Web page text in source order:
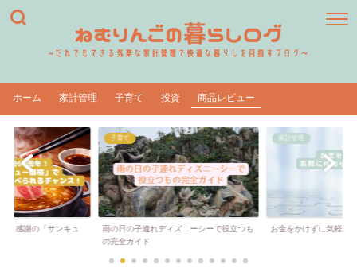
ホーム 家計管理 子育て 投資 商品レビュー
！感謝の「サンキュ
子育て
雨の日の子連れディズニーシーで役立つも
の完全ガイド
家計管理
お金をかけずに気軽に